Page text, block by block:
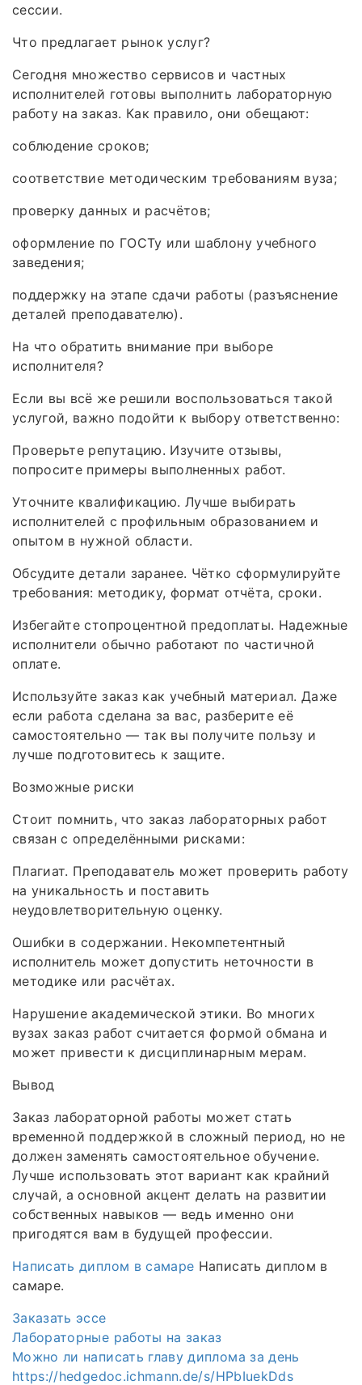
сессии.
Что предлагает рынок услуг?
Сегодня множество сервисов и частных
исполнителей готовы выполнить лабораторную
работу на заказ. Как правило, они обещают:
соблюдение сроков;
соответствие методическим требованиям вуза;
проверку данных и расчётов;
оформление по ГОСТу или шаблону учебного
заведения;
поддержку на этапе сдачи работы (разъяснение
деталей преподавателю).
На что обратить внимание при выборе
исполнителя?
Если вы всё же решили воспользоваться такой
услугой, важно подойти к выбору ответственно:
Проверьте репутацию. Изучите отзывы,
попросите примеры выполненных работ.
Уточните квалификацию. Лучше выбирать
исполнителей с профильным образованием и
опытом в нужной области.
Обсудите детали заранее. Чётко сформулируйте
требования: методику, формат отчёта, сроки.
Избегайте стопроцентной предоплаты. Надежные
исполнители обычно работают по частичной
оплате.
Используйте заказ как учебный материал. Даже
если работа сделана за вас, разберите её
самостоятельно — так вы получите пользу и
лучше подготовитесь к защите.
Возможные риски
Стоит помнить, что заказ лабораторных работ
связан с определёнными рисками:
Плагиат. Преподаватель может проверить работу
на уникальность и поставить
неудовлетворительную оценку.
Ошибки в содержании. Некомпетентный
исполнитель может допустить неточности в
методике или расчётах.
Нарушение академической этики. Во многих
вузах заказ работ считается формой обмана и
может привести к дисциплинарным мерам.
Вывод
Заказ лабораторной работы может стать
временной поддержкой в сложный период, но не
должен заменять самостоятельное обучение.
Лучше использовать этот вариант как крайний
случай, а основной акцент делать на развитии
собственных навыков — ведь именно они
пригодятся вам в будущей профессии.
Написать диплом в самаре Написать диплом в
самаре.
Заказать эссе
Лабораторные работы на заказ
Можно ли написать главу диплома за день
https://hedgedoc.ichmann.de/s/HPbIuekDds